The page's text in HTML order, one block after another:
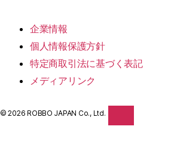
企業情報
個人情報保護方針
特定商取引法に基づく表記
メディアリンク
© 2026 ROBBO JAPAN Co., Ltd.